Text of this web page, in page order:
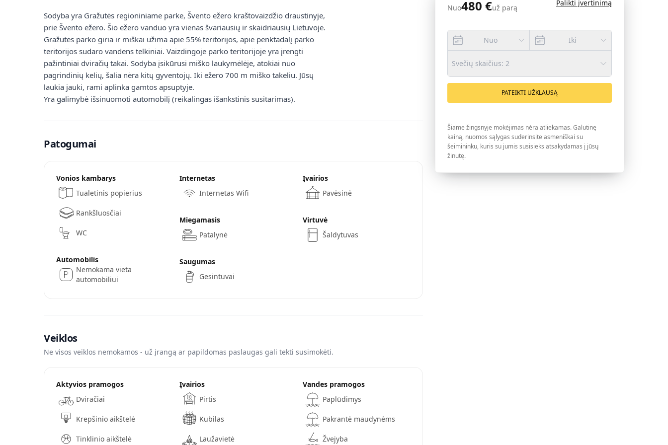
Sodyba yra Gražutės regioniniame parke, Švento ežero kraštovaizdžio draustinyje,
prie Švento ežero. Šio ežero vanduo yra vienas švariausių ir skaidriausių Lietuvoje.
Gražutės parko giria ir miškai užima apie 55% teritorijos, apie penktadalį parko
teritorijos sudaro vandens telkiniai. Vaizdingoje parko teritorijoje yra įrengti
pažintiniai dviračių takai. Sodyba įsikūrusi miško laukymėlėje, atokiai nuo
pagrindinių kelių, šalia nėra kitų gyventojų. Iki ežero 700 m miško takeliu. Jūsų
laukia jauki, rami aplinka gamtos apsuptyje.
Yra galimybė išsinuomoti automobilį (reikalingas išankstinis susitarimas).
Patogumai
Vonios kambarys
Tualetinis popierius
Rankšluosčiai
WC
Automobilis
Nemokama vieta
automobiliui
Internetas
Internetas Wifi
Miegamasis
Patalynė
Saugumas
Gesintuvai
Įvairios
Pavėsinė
Virtuvė
Šaldytuvas
Veiklos
Ne visos veiklos nemokamos - už įrangą ar papildomas paslaugas gali tekti susimokėti.
Aktyvios pramogos
Dviračiai
Krepšinio aikštelė
Tinklinio aikštelė
Įvairios
Pirtis
Kubilas
Laužavietė
Vandes pramogos
Paplūdimys
Pakrantė maudynėms
Žvejyba
Nuo480 €už parą
Palikti įvertinimą
Nuo Iki
Svečių skaičius: 2
PATEIKTI UŽKLAUSĄ
Šiame žingsnyje mokėjimas nėra atliekamas. Galutinę
kainą, nuomos sąlygas suderinsite asmeniškai su
šeimininku, kuris su jumis susisieks atsakydamas į jūsų
žinutę.